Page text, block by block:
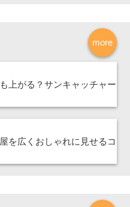
more
上がる？サンキャッチャー
を広くおしゃれに見せるコ